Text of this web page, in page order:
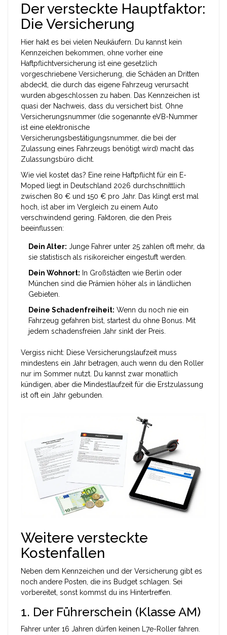
Der versteckte Hauptfaktor:
Die Versicherung
Hier hakt es bei vielen Neukäufern. Du kannst kein
Kennzeichen bekommen, ohne vorher eine
Haftpflichtversicherung ist eine gesetzlich
vorgeschriebene Versicherung, die Schäden an Dritten
abdeckt, die durch das eigene Fahrzeug verursacht
wurden abgeschlossen zu haben. Das Kennzeichen ist
quasi der Nachweis, dass du versichert bist. Ohne
Versicherungsnummer (die sogenannte eVB-Nummer
ist eine elektronische
Versicherungsbestätigungsnummer, die bei der
Zulassung eines Fahrzeugs benötigt wird) macht das
Zulassungsbüro dicht.
Wie viel kostet das? Eine reine Haftpflicht für ein E-
Moped liegt in Deutschland 2026 durchschnittlich
zwischen 80 € und 150 € pro Jahr. Das klingt erst mal
hoch, ist aber im Vergleich zu einem Auto
verschwindend gering. Faktoren, die den Preis
beeinflussen:
Dein Alter: Junge Fahrer unter 25 zahlen oft mehr, da
sie statistisch als risikoreicher eingestuft werden.
Dein Wohnort: In Großstädten wie Berlin oder
München sind die Prämien höher als in ländlichen
Gebieten.
Deine Schadenfreiheit: Wenn du noch nie ein
Fahrzeug gefahren bist, startest du ohne Bonus. Mit
jedem schadensfreien Jahr sinkt der Preis.
Vergiss nicht: Diese Versicherungslaufzeit muss
mindestens ein Jahr betragen, auch wenn du den Roller
nur im Sommer nutzt. Du kannst zwar monatlich
kündigen, aber die Mindestlaufzeit für die Erstzulassung
ist oft ein Jahr gebunden.
Weitere versteckte
Kostenfallen
Neben dem Kennzeichen und der Versicherung gibt es
noch andere Posten, die ins Budget schlagen. Sei
vorbereitet, sonst kommst du ins Hintertreffen.
1. Der Führerschein (Klasse AM)
Fahrer unter 16 Jahren dürfen keinen L7e-Roller fahren.